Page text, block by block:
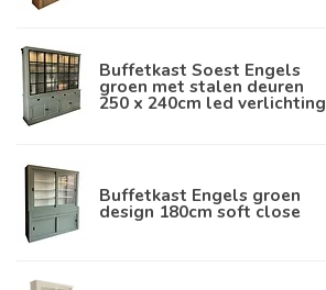
Buffetkast Soest Engels
groen met stalen deuren
250 x 240cm led verlichting
Buffetkast Engels groen
design 180cm soft close